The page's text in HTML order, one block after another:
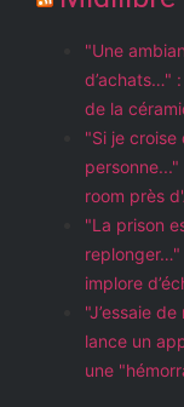
"Une
d’achats…"
de la
"Si je croise
room près
"La prison
replonger…"
implore
"J’essaie
lance un
une